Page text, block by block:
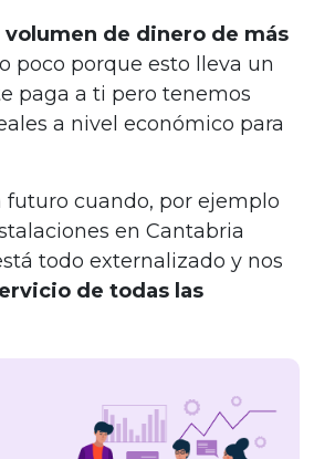
de dinero de más
poco porque esto lleva un
paga a ti pero tenemos
a nivel económico para
futuro cuando, por ejemplo
en Cantabria
todo externalizado y nos
de todas las